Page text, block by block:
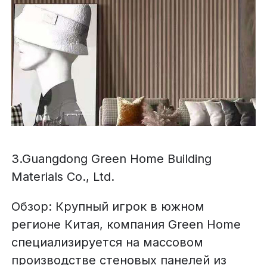
3.Guangdong Green Home Building
Materials Co., Ltd.
Обзор: Крупный игрок в южном
регионе Китая, компания Green Home
специализируется на массовом
производстве стеновых панелей из